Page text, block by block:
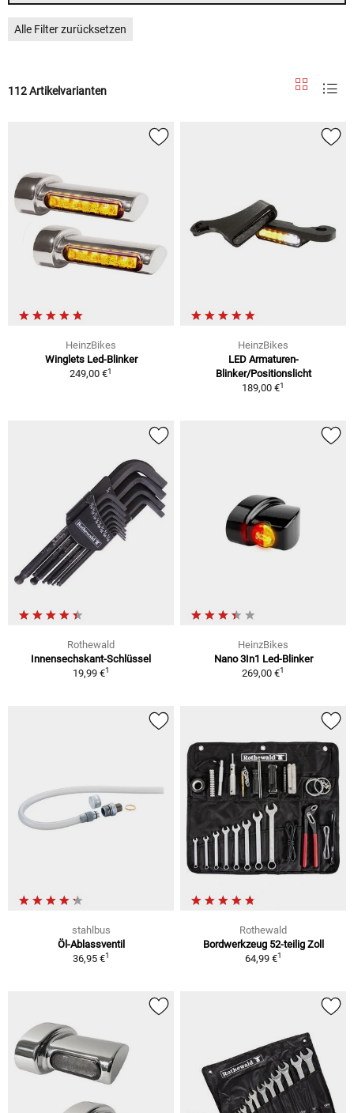
Alle Filter zurücksetzen
112 Artikelvarianten
HeinzBikes
Winglets Led-Blinker
249,00 €1
HeinzBikes
LED Armaturen-
Blinker/Positionslicht
189,00 €1
Rothewald
Innensechskant-Schlüssel
19,99 €1
HeinzBikes
Nano 3In1 Led-Blinker
269,00 €1
stahlbus
Öl-Ablassventil
36,95 €1
Rothewald
Bordwerkzeug 52-teilig Zoll
64,99 €1